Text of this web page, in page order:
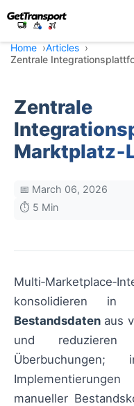
Home
Articles
Zentrale
Zentrale
📅 March 06, 2026
⏱️ 5 Min
konsolidieren in
Bestandsdaten aus
und
manueller